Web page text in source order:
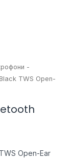
-
TWS Open-
Open-Ear